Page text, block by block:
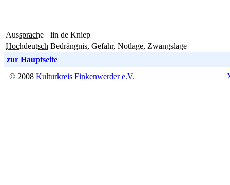
Aussprache
iin de Kniep
Hochdeutsch Bedrängnis, Gefahr, Notlage, Zwangslage
zur Hauptseite
© 2008 Kulturkreis Finkenwerder e.V.